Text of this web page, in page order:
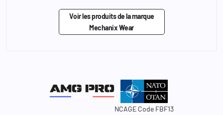
Voir les produits de la marque
Mechanix Wear
NCAGE Code FBF13